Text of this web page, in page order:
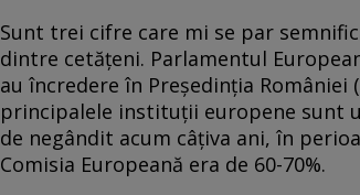
Sunt trei cifre care mi se par
dintre cetăţeni. Parlamentul
au încredere în Preşedinţia României
principalele instituţii europene sunt
de negândit acum câţiva ani, în
Comisia Europeană era de 60-70%.